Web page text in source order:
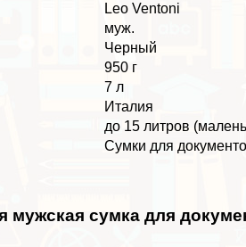
Leo Ventoni
муж.
Черный
950 г
7 л
Италия
до 15 литров
Сумки для
сумка для